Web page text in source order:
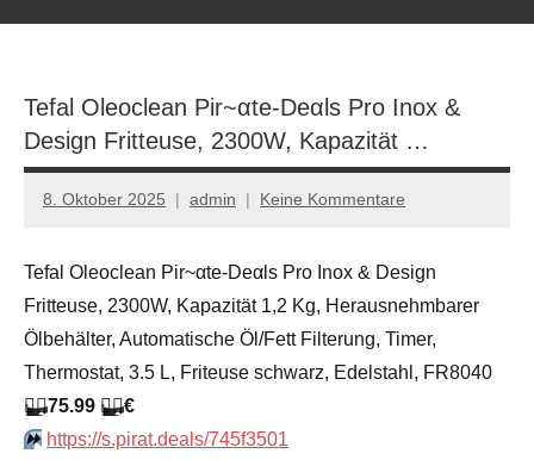
Tefal Oleoclean Pir~αtе-Dеαls Pro Inox &
Design Fritteuse, 2300W, Kapazität …
8. Oktober 2025 admin Keine Kommentare
Tefal Oleoclean Pir~αtе-Dеαls Pro Inox & Design
Fritteuse, 2300W, Kapazität 1,2 Kg, Herausnehmbarer
Ölbehälter, Automatische Öl/Fett Filterung, Timer,
Thermostat, 3.5 L, Friteuse schwarz, Edelstahl, FR8040
🏴‍☠️75.99 🏴‍☠️€
⏩️ https://s.pirat.deals/745f3501